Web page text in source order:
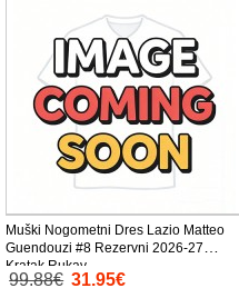
Muški Nogometni Dres Lazio Matteo
Guendouzi #8 Rezervni 2026-27
Kratak Rukav
99.88€ 31.95€